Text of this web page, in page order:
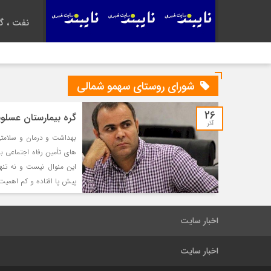
نفت ،
شورای روستای سهمو شمالی
26
آذر گره بیمارستان
بهداشت و درمان و
های تأمین رفاه
این منوال نیست و نه
پیش پا افتاده و کم
اخبار سایت
اخبار سایت